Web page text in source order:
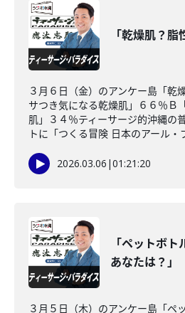
「乾燥肌？脂
３月６日（金）のアンケー島「乾
サつき気になる乾燥肌」６６％Ｂ
肌」３４％ティーサージ的沖縄の
トに「つくる冒険 日本のアール・
2026.03.06 |01:21:20
「ペットボト
あなたは？」
３月５日（木）のアンケー島「ペ